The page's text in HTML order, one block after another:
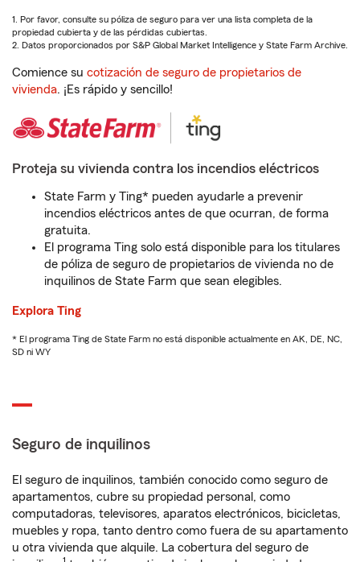
1. Por favor, consulte su póliza de seguro para ver una lista completa de la
propiedad cubierta y de las pérdidas cubiertas.
2. Datos proporcionados por S&P Global Market Intelligence y State Farm Archive.
Comience su cotización de seguro de propietarios de
vivienda. ¡Es rápido y sencillo!
Proteja su vivienda contra los incendios eléctricos
State Farm y Ting* pueden ayudarle a prevenir
incendios eléctricos antes de que ocurran, de forma
gratuita.
El programa Ting solo está disponible para los titulares
de póliza de seguro de propietarios de vivienda no de
inquilinos de State Farm que sean elegibles.
Explora Ting
* El programa Ting de State Farm no está disponible actualmente en AK, DE, NC,
SD ni WY
Seguro de inquilinos
El seguro de inquilinos, también conocido como seguro de
apartamentos, cubre su propiedad personal, como
computadoras, televisores, aparatos electrónicos, bicicletas,
muebles y ropa, tanto dentro como fuera de su apartamento
u otra vivienda que alquile. La cobertura del seguro de